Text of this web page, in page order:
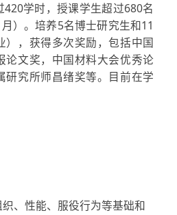
学时，授课学生超过680名
月）。培养5名博士研究生和11
），获得多次奖励，包括中国
论文奖，中国材料大会优秀论
研究所师昌绪奖等。目前在学
、性能、服役行为等基础和